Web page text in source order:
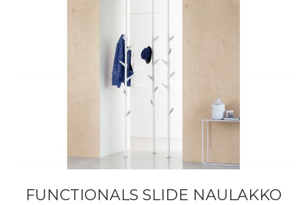
FUNCTIONALS SLIDE NAULAKKO